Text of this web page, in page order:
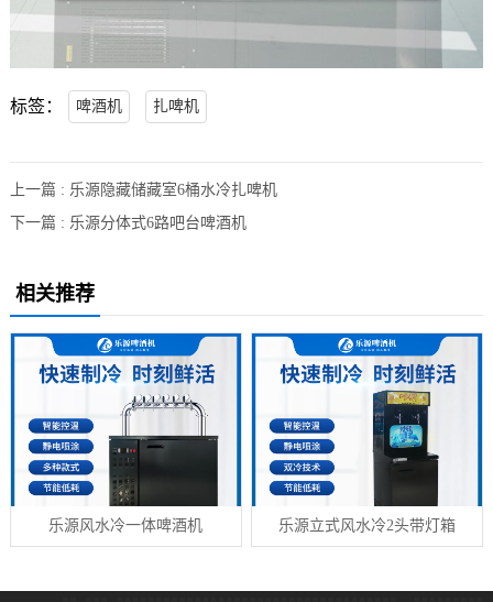
标签： 啤酒机 扎啤机
上一篇 : 乐源隐藏储藏室6桶水冷扎啤机
下一篇 : 乐源分体式6路吧台啤酒机
相关推荐
乐源风水冷一体啤酒机 乐源立式风水冷2头带灯箱